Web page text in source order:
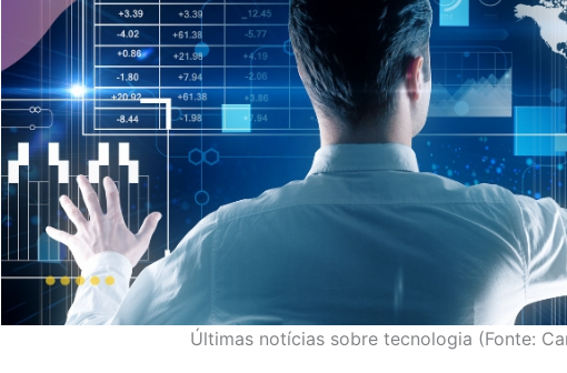
Últimas notícias sobre tecnologia (Fonte: